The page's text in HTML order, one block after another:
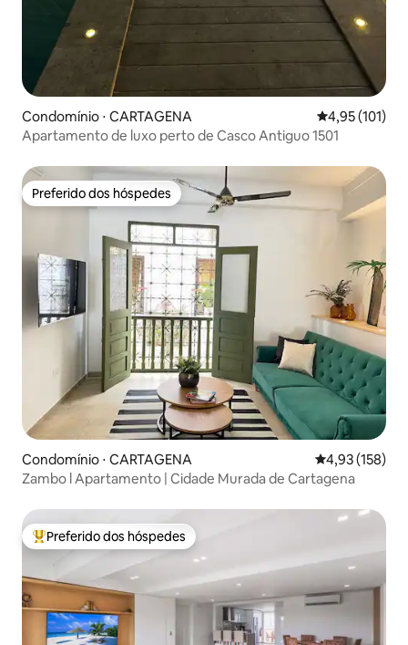
Condomínio ⋅ CARTAGENA 4,95 de uma
4,95 (101)
Apartamento de luxo perto de Casco Antiguo 1501
Preferido dos hóspedes
Preferido dos hóspedes
Condomínio ⋅ CARTAGENA 4,93 de uma
4,93 (158)
Zambo l Apartamento | Cidade Murada de Cartagena
Entre os melhores preferidos dos hóspedes
Preferido dos hóspedes